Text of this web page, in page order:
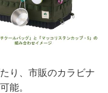
り、市販のカラビナ
能。